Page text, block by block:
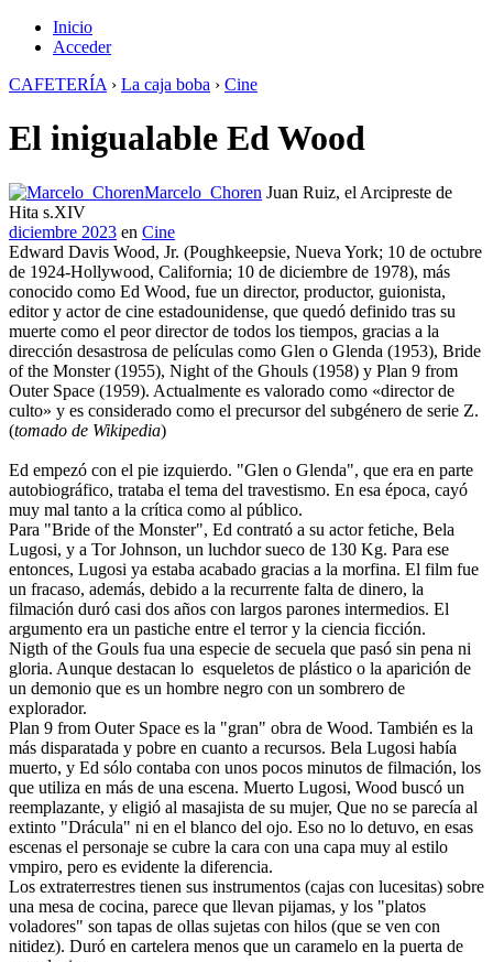
Inicio
Acceder
CAFETERÍA › La caja boba › Cine
El inigualable Ed Wood
Marcelo_Choren Juan Ruiz, el Arcipreste de
Hita s.XIV
diciembre 2023 en Cine
Edward Davis Wood, Jr. (Poughkeepsie, Nueva York; 10 de octubre
de 1924-Hollywood, California; 10 de diciembre de 1978), más
conocido como Ed Wood, fue un director, productor, guionista,
editor y actor de cine estadounidense, que quedó definido tras su
muerte como el peor director de todos los tiempos, gracias a la
dirección desastrosa de películas como Glen o Glenda (1953), Bride
of the Monster (1955), Night of the Ghouls (1958) y Plan 9 from
Outer Space (1959). Actualmente es valorado como «director de
culto» y es considerado como el precursor del subgénero de serie Z.
(tomado de Wikipedia)
Ed empezó con el pie izquierdo. "Glen o Glenda", que era en parte
autobiográfico, trataba el tema del travestismo. En esa época, cayó
muy mal tanto a la crítica como al público.
Para "Bride of the Monster", Ed contrató a su actor fetiche, Bela
Lugosi, y a Tor Johnson, un luchdor sueco de 130 Kg. Para ese
entonces, Lugosi ya estaba acabado gracias a la morfina. El film fue
un fracaso, además, debido a la recurrente falta de dinero, la
filmación duró casi dos años con largos parones intermedios. El
argumento era un pastiche entre el terror y la ciencia ficción.
Nigth of the Gouls fua una especie de secuela que pasó sin pena ni
gloria. Aunque destacan lo esqueletos de plástico o la aparición de
un demonio que es un hombre negro con un sombrero de
explorador.
Plan 9 from Outer Space es la "gran" obra de Wood. También es la
más disparatada y pobre en cuanto a recursos. Bela Lugosi había
muerto, y Ed sólo contaba con unos pocos minutos de filmación, los
que utiliza en más de una escena. Muerto Lugosi, Wood buscó un
reemplazante, y eligió al masajista de su mujer, Que no se parecía al
extinto "Drácula" ni en el blanco del ojo. Eso no lo detuvo, en esas
escenas el personaje se cubre la cara con una capa muy al estilo
vmpiro, pero es evidente la diferencia.
Los extraterrestres tienen sus instrumentos (cajas con lucesitas) sobre
una mesa de cocina, parece que llevan pijamas, y los "platos
voladores" son tapas de ollas sujetas con hilos (que se ven con
nitidez). Duró en cartelera menos que un caramelo en la puerta de